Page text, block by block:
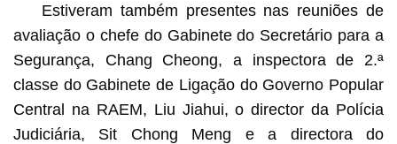
Estiveram também presentes nas reuniões de
avaliação o chefe do Gabinete do Secretário para a
Segurança, Chang Cheong, a inspectora de 2.ª
classe do Gabinete de Ligação do Governo Popular
Central na RAEM, Liu Jiahui, o director da Polícia
Judiciária, Sit Chong Meng e a directora do